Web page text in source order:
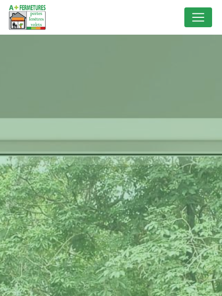
Panneau de gestion des cookies